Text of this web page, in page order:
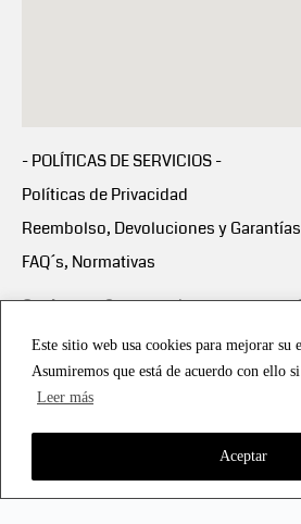
Este sitio web usa cookies para mejorar su
Asumiremos que está de acuerdo con ello si
Leer más
Aceptar
- POLÍTICAS DE SERVICIOS -
Políticas de Privacidad
Reembolso, Devoluciones y Garantías
FAQ´s, Normativas
Scalapay:Compra ahora y paga en
Scalapay Política Privacidad
Copyright © 2021 all rights reserved -